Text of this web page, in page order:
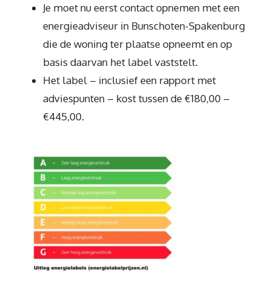
Je moet nu eerst contact opnemen met een
energieadviseur in Bunschoten-Spakenburg
die de woning ter plaatse opneemt en op
basis daarvan het label vaststelt.
Het label – inclusief een rapport met
adviespunten – kost tussen de €180,00 –
€445,00.